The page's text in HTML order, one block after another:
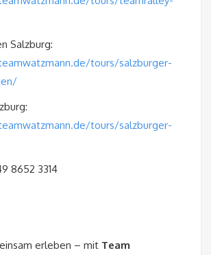
Salzburg:
tours/salzburger-
tours/salzburger-
8652 3314
erleben – mit Team